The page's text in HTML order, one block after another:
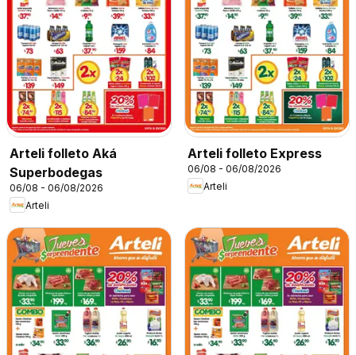
Arteli folleto Aká
Superbodegas
06/08 - 06/08/2026
Arteli
Arteli folleto Express
06/08 - 06/08/2026
Arteli